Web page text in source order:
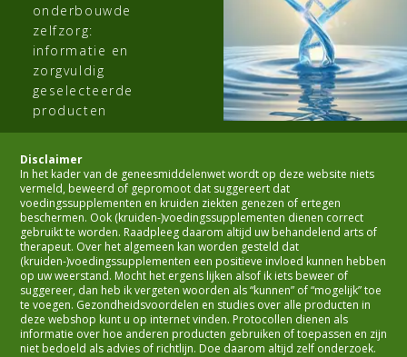
onderbouwde
zelfzorg:
informatie en
zorgvuldig
geselecteerde
producten
Disclaimer
In het kader van de geneesmiddelenwet wordt op deze website niets
vermeld, beweerd of gepromoot dat suggereert dat
voedingssupplementen en kruiden ziekten genezen of ertegen
beschermen. Ook (kruiden-)voedingssupplementen dienen correct
gebruikt te worden. Raadpleeg daarom altijd uw behandelend arts of
therapeut. Over het algemeen kan worden gesteld dat
(kruiden-)voedingssupplementen een positieve invloed kunnen hebben
op uw weerstand. Mocht het ergens lijken alsof ik iets beweer of
suggereer, dan heb ik vergeten woorden als “kunnen” of “mogelijk” toe
te voegen. Gezondheidsvoordelen en studies over alle producten in
deze webshop kunt u op internet vinden. Protocollen dienen als
informatie over hoe anderen producten gebruiken of toepassen en zijn
niet bedoeld als advies of richtlijn. Doe daarom altijd zelf onderzoek.